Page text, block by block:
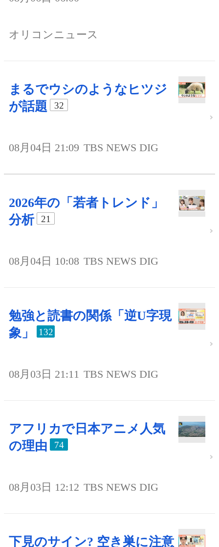
オリコンニュース
まるでウシのようなヒツジ
が話題
32
08月04日 21:09 TBS NEWS DIG
2026年の「若者トレンド」
分析
21
08月04日 10:08 TBS NEWS DIG
勉強と読書の関係「逆U字現
象」
132
08月03日 21:11 TBS NEWS DIG
アフリカで日本アニメ人気
の理由
74
08月03日 12:12 TBS NEWS DIG
下見のサイン? 空き巣に注意